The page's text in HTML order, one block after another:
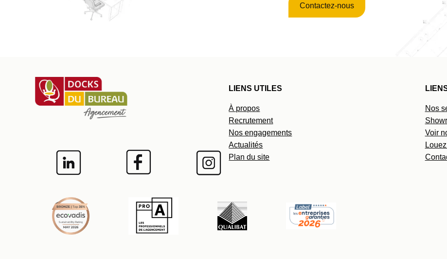
Contactez-nous
LIENS UTILES
À propos
Recrutement
Nos engagements
Actualités
Plan du site
Nos
Voir